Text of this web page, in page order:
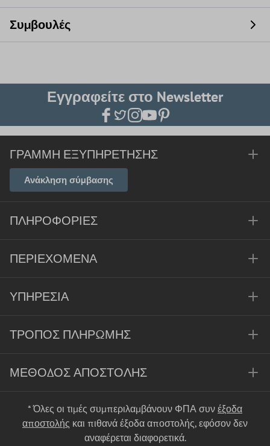
Συμβουλές
Εγγραφείτε στο Newsletter
ΓΡΑΜΜΉ ΕΞΥΠΗΡΈΤΗΣΗΣ
Ανάκληση σύμβασης
ΠΛΗΡΟΦΟΡΊΕΣ
ΠΕΡΙΕΧΌΜΕΝΑ
ΥΠΗΡΕΣΊΑ
ΤΡΌΠΟΣ ΠΛΗΡΩΜΉΣ
ΜΈΘΟΔΟΣ ΑΠΟΣΤΟΛΉΣ
* Όλες οι τιμές συμπεριλαμβάνουν ΦΠΑ συν έξοδα
αποστολής και πιθανά έξοδα αποστολής, εφόσον δεν
αναφέρεται διαφορετικά.